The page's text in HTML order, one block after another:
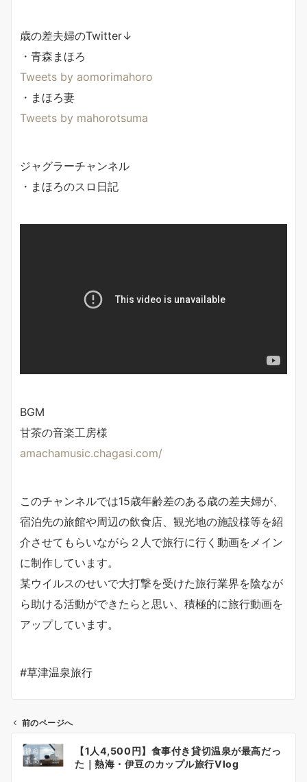
歳の差夫婦のTwitter↓
・青森まほろ
Tweets by aomorimahoro
・まほろ妻
Tweets by mahorotsuma
ジャグラーチャンネル
・まほろのスロ日記
BGM
甘茶の音楽工房様
amachamusic.chagasi.com/
このチャンネルでは15歳年齢差のある歳の差夫婦が、
宿泊先の旅館や周辺の飲食店、観光地の施設様等を紹
介させてもらいながら２人で旅行に行く動画をメイン
に制作しています。
某ウイルスのせいで大打撃を受けた旅行業界を陰なが
ら助ける活動ができたらと思い、積極的に旅行動画を
アップしています。
#草津温泉旅行
前のページへ
【1人4,500円】食事付き貸切温泉が最高だっ
た｜熱海・伊豆のカップル旅行Vlog